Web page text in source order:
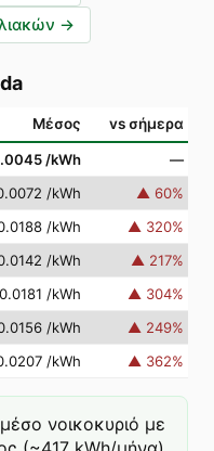
→
Μέσος vs σήμερα
/kWh
—
/kWh ▲ 60%
/kWh ▲ 320%
/kWh ▲ 217%
/kWh ▲ 304%
/kWh ▲ 249%
/kWh ▲ 362%
νοικοκυριό με